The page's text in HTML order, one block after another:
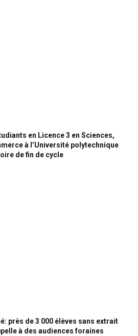
en Licence 3 en Sciences,
à l’Université polytechnique
de fin de cycle
près de 3 000 élèves sans extrait
à des audiences foraines